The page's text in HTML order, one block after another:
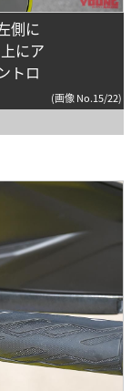
側に
にア
トロ
(画像 No.15/22)